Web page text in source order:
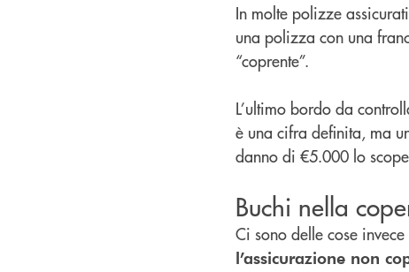
In molte polizze
una polizza con una
“coprente”.
L’ultimo bordo da
è una cifra definita, ma
danno di €5.000 lo
Buchi nella
Ci sono delle cose
l’assicurazione non